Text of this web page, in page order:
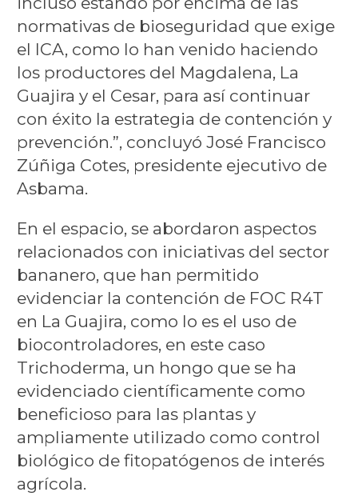
normativas de bioseguridad que exige
el ICA, como lo han venido haciendo
los productores del Magdalena, La
Guajira y el Cesar, para así continuar
con éxito la estrategia de contención y
prevención.”, concluyó José Francisco
Zúñiga Cotes, presidente ejecutivo de
Asbama.
En el espacio, se abordaron aspectos
relacionados con iniciativas del sector
bananero, que han permitido
evidenciar la contención de FOC R4T
en La Guajira, como lo es el uso de
biocontroladores, en este caso
Trichoderma, un hongo que se ha
evidenciado científicamente como
beneficioso para las plantas y
ampliamente utilizado como control
biológico de fitopatógenos de interés
agrícola.